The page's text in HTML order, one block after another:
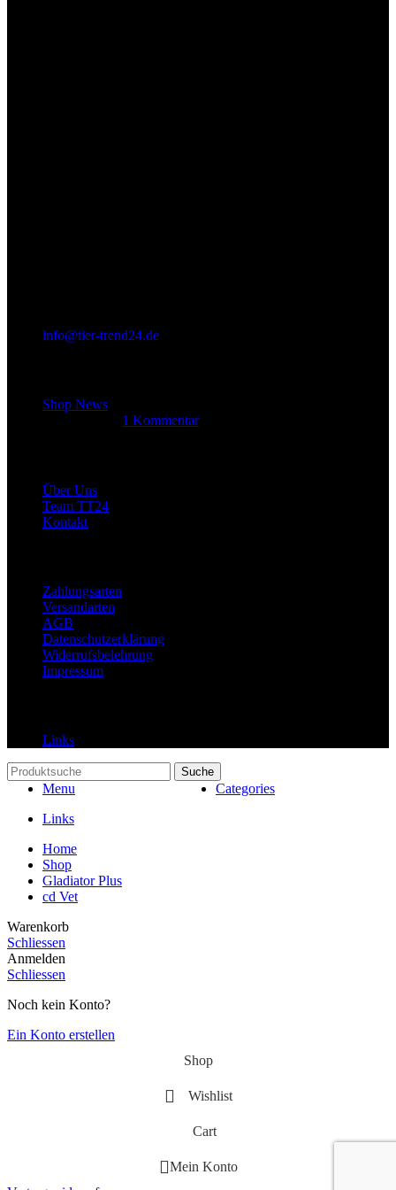
info@tier-trend24.de
Shop News
1 Kommentar
Über Uns
Team TT24
Kontakt
Zahlungsarten
Versandarten
AGB
Datenschutzerklärung
Widerrufsbelehrung
Impressum
Links
Suche
Menu
Categories
Links
Home
Shop
Gladiator Plus
cd Vet
Warenkorb
Schliessen
Anmelden
Schliessen
Noch kein Konto?
Ein Konto erstellen
Shop
Wishlist
Cart
Mein Konto